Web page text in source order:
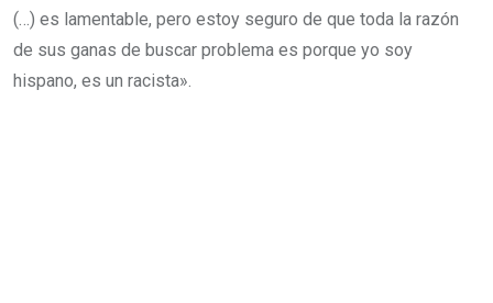
(…) es lamentable, pero estoy seguro de que toda la razón
de sus ganas de buscar problema es porque yo soy
hispano, es un racista».